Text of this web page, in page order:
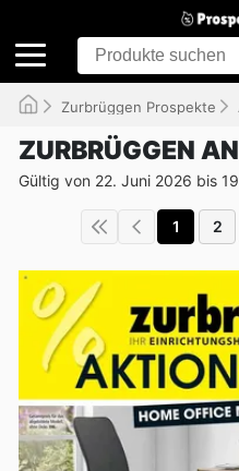
Zurbrüggen Prospekte
ZURBRÜGGEN
Gültig von 22. Juni 2026 bis
1 2